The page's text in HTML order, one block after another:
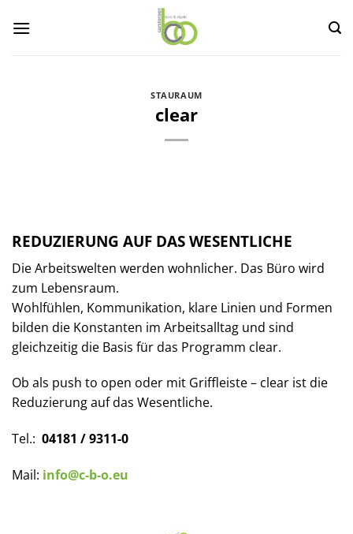
Inhalt
STAURAUM
clear
REDUZIERUNG AUF DAS WESENTLICHE
Die Arbeitswelten werden wohnlicher. Das Büro wird
zum Lebensraum.
Wohlfühlen, Kommunikation, klare Linien und Formen
bilden die Konstanten im Arbeitsalltag und sind
gleichzeitig die Basis für das Programm clear.
Ob als push to open oder mit Griffleiste – clear ist die
Reduzierung auf das Wesentliche.
Tel.: 04181 / 9311-0
Mail: info@c-b-o.eu